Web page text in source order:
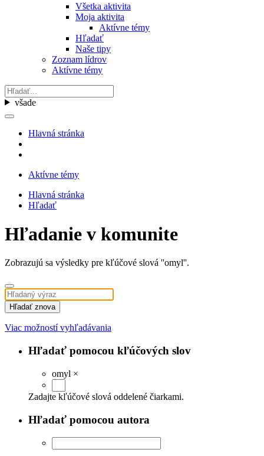
Všetka aktivita
Moja aktivita
Aktívne témy
Hľadať
Naše tipy
Zoznam lídrov
Aktívne témy
všade
Hlavná stránka
Aktívne témy
Hlavná stránka
Hľadať
Hľadanie v komunite
Zobrazujú sa výsledky pre kľúčové slová ''omyl''.
Hľadať znova
Viac možností vyhľadávania
Hľadať pomocou kľúčových slov
omyl ×
Zadajte kľúčové slová oddelené čiarkami.
Hľadať pomocou autora